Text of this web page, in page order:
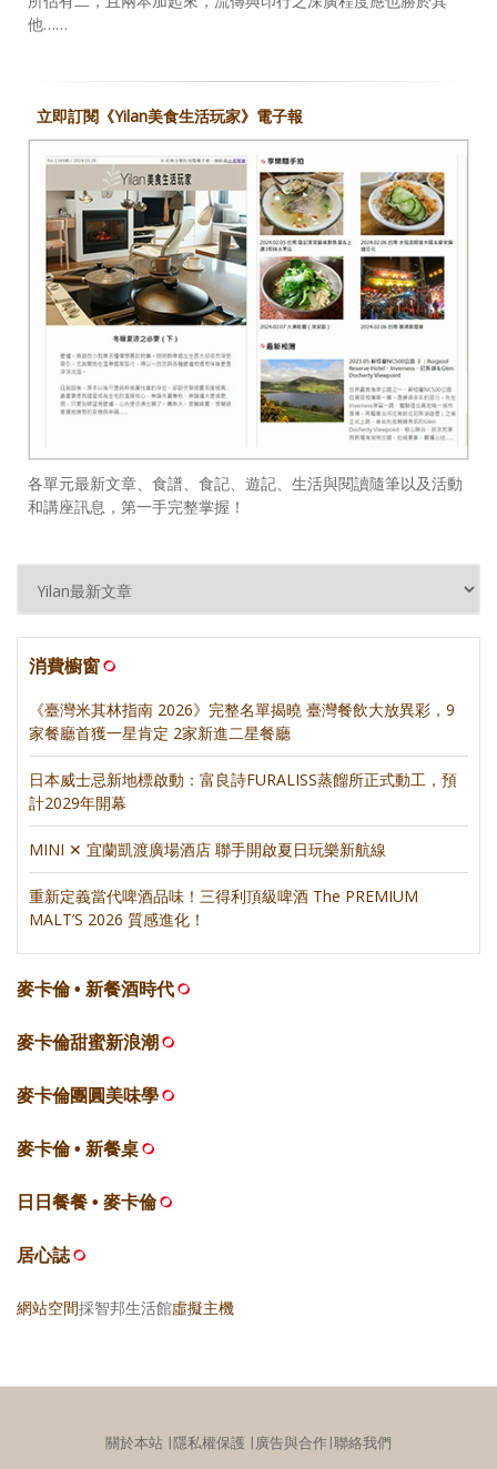
他……
立即訂閱《Yilan美食生活玩家》電子報
各單元最新文章、食譜、食記、遊記、生活與閱讀隨筆以及活動
和講座訊息，第一手完整掌握！
消費櫥窗
《臺灣米其林指南 2026》完整名單揭曉 臺灣餐飲大放異彩，9
家餐廳首獲一星肯定 2家新進二星餐廳
日本威士忌新地標啟動：富良詩FURALISS蒸餾所正式動工，預
計2029年開幕
MINI ✕ 宜蘭凱渡廣場酒店 聯手開啟夏日玩樂新航線
重新定義當代啤酒品味！三得利頂級啤酒 The PREMIUM
MALT’S 2026 質感進化！
麥卡倫 • 新餐酒時代
麥卡倫甜蜜新浪潮
麥卡倫團圓美味學
麥卡倫 • 新餐桌
日日餐餐 • 麥卡倫
居心誌
網站空間採智邦生活館虛擬主機
關於本站 ∣隱私權保護 ∣廣告與合作∣聯絡我們